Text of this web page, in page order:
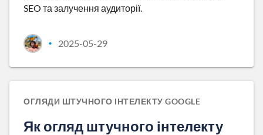
SEO та залучення аудиторії.
• 2025-05-29
ОГЛЯДИ ШТУЧНОГО ІНТЕЛЕКТУ GOOGLE
Як огляд штучного інтелекту